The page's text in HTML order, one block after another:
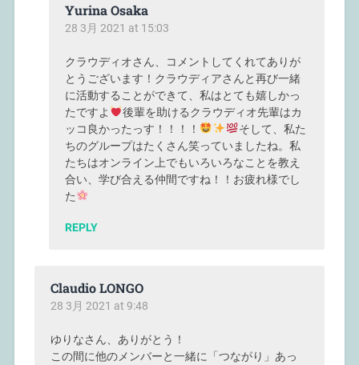
Yurina Osaka
28 3月 2021 at 15:03
クラウディオさん、コメントしてくれてありが
とうございます！クラウディアさんと再び一緒
に活動することができて、私はとても嬉しかっ
たですよ
後輩を助けるクラウディオ先輩はカ
ッコ良かったっす！！！！
そして、私た
ちのグループはたくさん笑っていましたね。私
たちはオンライン上でもいろいろなことを教え
合い、学び合える仲間ですね！！お疲れ様でし
た
REPLY
Claudio LONGO
28 3月 2021 at 9:48
ゆりなさん、ありがとう！
この間に他のメンバーと一緒に「つながり」あっ